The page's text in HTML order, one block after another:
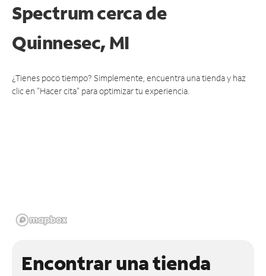
Spectrumcerca de
Quinnesec, MI
¿Tienes poco tiempo? Simplemente, encuentra una tienda y haz
clic en "Hacer cita" para optimizar tu experiencia.
Encontrar una tienda